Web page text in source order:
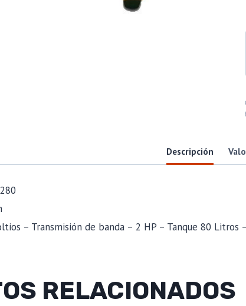
Descripción
– Transmisión de banda – 2 HP – Tanque 80 Litros
RELACIONADOS